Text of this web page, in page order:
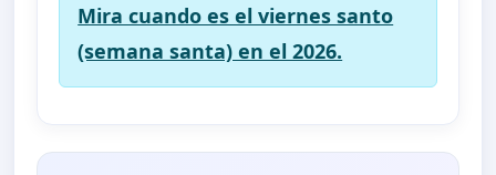
Mira cuando es el viernes santo
(semana santa) en el 2026.